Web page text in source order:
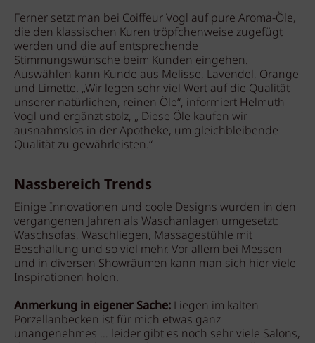
Ferner setzt man bei Coiffeur Vogl auf pure Aroma-Öle,
die den klassischen Kuren tröpfchenweise zugefügt
werden und die auf entsprechende
Stimmungswünsche beim Kunden eingehen.
Auswählen kann Kunde aus Melisse, Lavendel, Orange
und Limette. „Wir legen sehr viel Wert auf die Qualität
unserer natürlichen, reinen Öle“, informiert Helmuth
Vogl und ergänzt stolz, „ Diese Öle kaufen wir
ausnahmslos in der Apotheke, um gleichbleibende
Qualität zu gewährleisten.“
Nassbereich Trends
Einige Innovationen und coole Designs wurden in den
vergangenen Jahren als Waschanlagen umgesetzt:
Waschsofas, Waschliegen, Massagestühle mit
Beschallung und so viel mehr. Vor allem bei Messen
und in diversen Showräumen kann man sich hier viele
Inspirationen holen.
Anmerkung in eigener Sache: Liegen im kalten
Porzellanbecken ist für mich etwas ganz
unangenehmes … leider gibt es noch sehr viele Salons,